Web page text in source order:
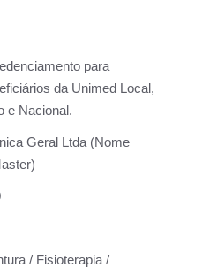
para
da Unimed Local,
e Nacional.
Geral Ltda (Nome
/ Fisioterapia /